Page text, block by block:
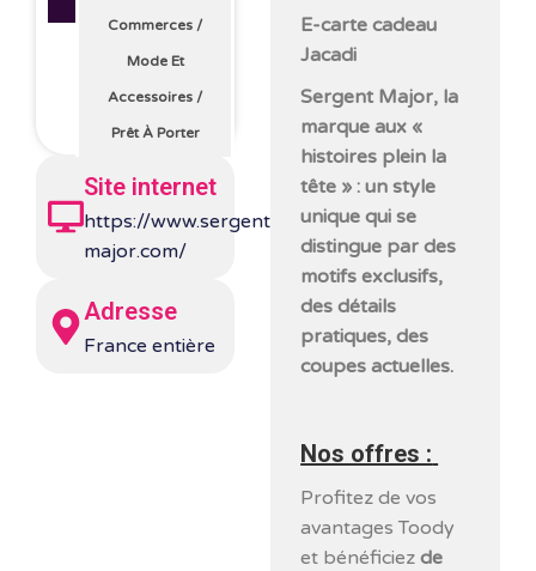
Commerces /
Mode Et
Accessoires /
Prêt À Porter
Site internet
https://www.sergent-
major.com/
Adresse
France entière
E-carte cadeau
Jacadi
Sergent Major, la
marque aux «
histoires plein la
tête » : un style
unique qui se
distingue par des
motifs exclusifs,
des détails
pratiques, des
coupes actuelles.
Nos offres :
Profitez de vos
avantages Toody
et bénéficiezde